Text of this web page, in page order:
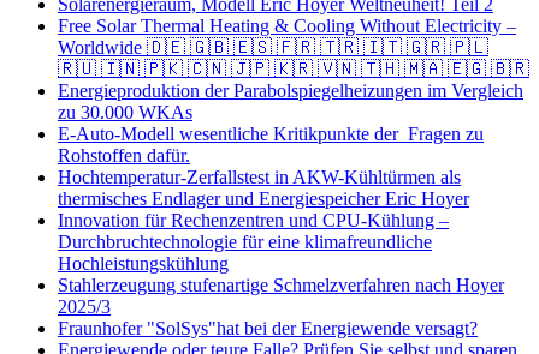
Free Solar Thermal Heating & Cooling Without Electricity –
Worldwide 🇩🇪 🇬🇧 🇪🇸 🇫🇷 🇹🇷 🇮🇹 🇬🇷 🇵🇱
🇷🇺 🇮🇳 🇵🇰 🇨🇳 🇯🇵 🇰🇷 🇻🇳 🇹🇭 🇲🇦 🇪🇬 🇧🇷
Energieproduktion der Parabolspiegelheizungen im Vergleich
zu 30.000 WKAs
E-Auto-Modell wesentliche Kritikpunkte der Fragen zu
Rohstoffen dafür.
Hochtemperatur-Zerfallstest in AKW-Kühltürmen als
thermisches Endlager und Energiespeicher Eric Hoyer
Innovation für Rechenzentren und CPU-Kühlung –
Durchbruchtechnologie für eine klimafreundliche
Hochleistungskühlung
Stahlerzeugung stufenartige Schmelzverfahren nach Hoyer
2025/3
Fraunhofer "SolSys"hat bei der Energiewende versagt?
Energiewende oder teure Falle? Prüfen Sie selbst und sparen